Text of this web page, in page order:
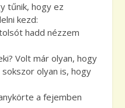
tűnik, hogy ez
kezd:
hadd nézzem
Volt már olyan, hogy
olyan is, hogy
a fejemben